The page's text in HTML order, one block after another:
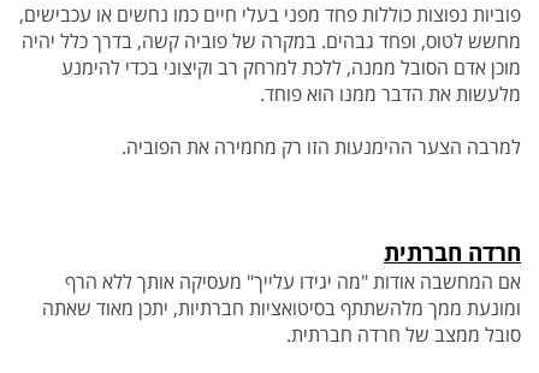
פוביות נפוצות כוללות פחד מפני בעלי חיים כמו נחשים או עכבישים,
מחשש לטוס, ופחד גבהים. במקרה של פוביה קשה, בדרך כלל יהיה
מוכן אדם הסובל ממנה, ללכת למרחק רב וקיצוני בכדי להימנע
מלעשותאת הדבר ממנו הוא פוחד.
למרבה הצער ההימנעות הזו רק מחמירה את הפוביה.
חרדה חברתית
אם המחשבה אודות "מה יגידו עלייך" מעסיקה אותך ללא הרף
ומונעת ממך מלהשתתף בסיטואציות חברתיות, יתכן מאוד שאתה
סובל ממצב של חרדה חברתית.